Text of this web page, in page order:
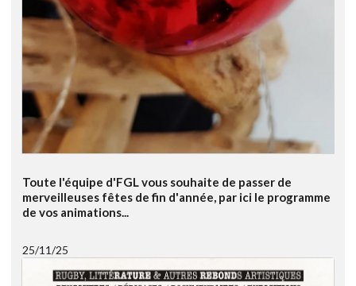
Toute l'équipe d'FGL vous souhaite de passer de
merveilleuses fêtes de fin d'année, par ici le programme
de vos animations...
25/11/25